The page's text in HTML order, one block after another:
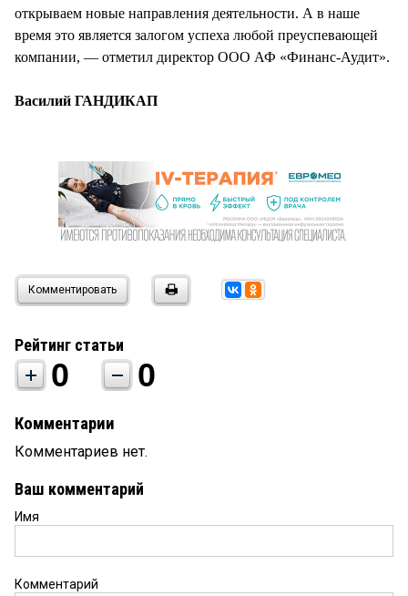
открываем новые направления деятельности. А в наше
время это является залогом успеха любой преуспевающей
компании, — отметил директор ООО АФ «Финанс-Аудит».
Василий ГАНДИКАП
Комментировать
Рейтинг статьи
0 0
Комментарии
Комментариев нет.
Ваш комментарий
Имя
Комментарий